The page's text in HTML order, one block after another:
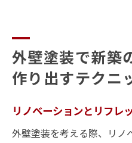
外壁塗装で新築
作り出すテクニ
リノベーションとリフレ
外壁塗装を考える際、リノ